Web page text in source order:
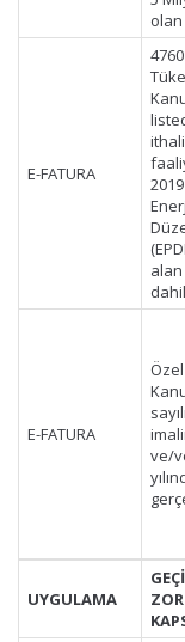
E-FATURA
alan
E-FATURA
ve/
UYGULAMA